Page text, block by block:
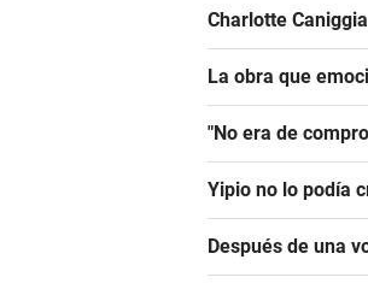
Charlotte
La obra que
"No era de
Yipio no lo podía
Después de una